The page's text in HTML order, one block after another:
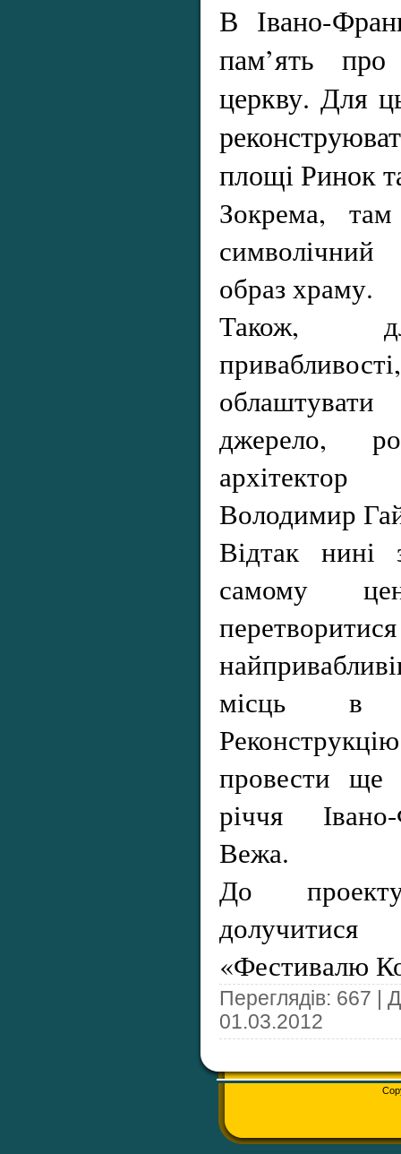
В Івано-
пам’ять
церкву. Для
площі Ринок
Зокрема,
образ храму.
Також,
джерело,
архітектор
Володимир
Відтак нині
самому
місць в
провести ще
річчя
Вежа.
До
«Фестивалю
Переглядів: 667 |
01.03.2012